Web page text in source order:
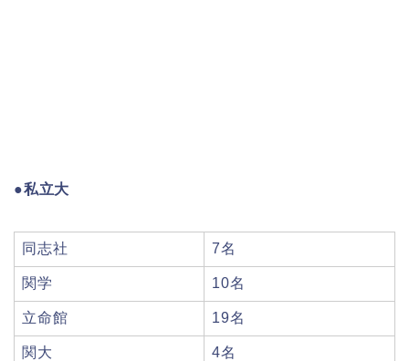
●私立大
同志社 7名
関学 10名
立命館 19名
関大 4名